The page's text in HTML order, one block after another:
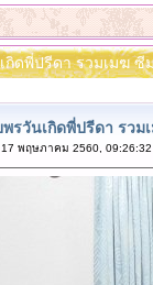
กิดพี่ปรีดา รวมเมฆ ซี
พรวันเกิดพี่ปรีดา รวม
พฤษภาคม 2560, 09:26:32